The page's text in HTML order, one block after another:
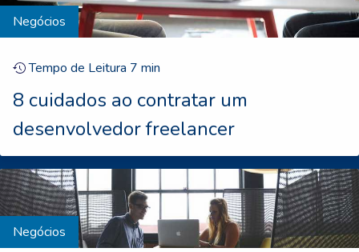
Negócios
Tempo de Leitura 7 min
8 cuidados ao contratar um
desenvolvedor freelancer
Negócios